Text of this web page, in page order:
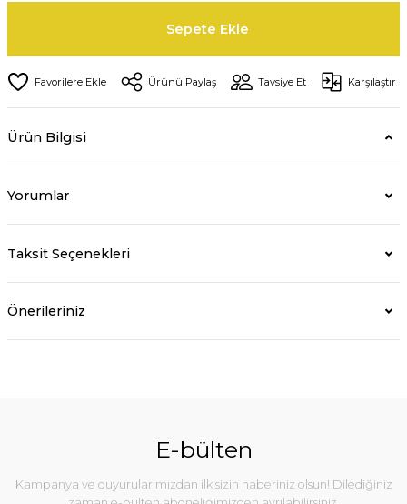
Sepete Ekle
Ürünü Paylaş Tavsiye Et Karşılaştır
Ürün Bilgisi
Yorumlar
Taksit Seçenekleri
Önerileriniz
E-bülten
Kampanya ve duyurularımızdan ilk sizin haberiniz olsun! Dilediğiniz